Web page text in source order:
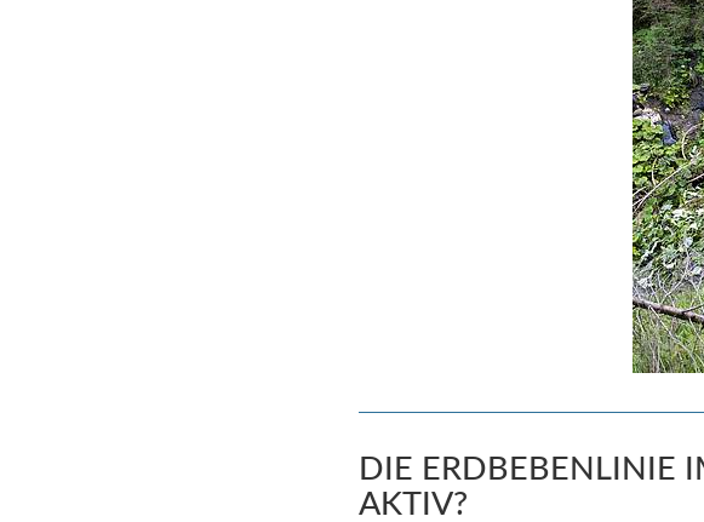
DIE ERDBEBENLINIE
AKTIV?